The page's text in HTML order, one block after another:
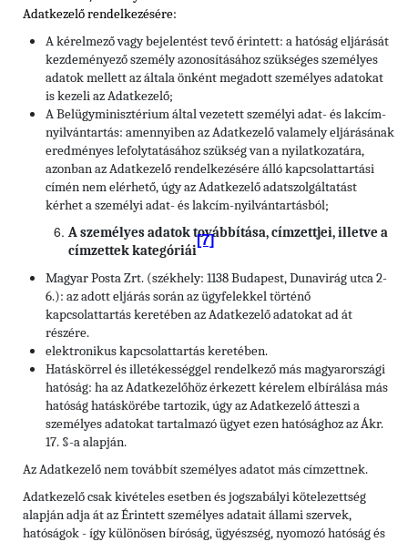
Adatkezelő rendelkezésére:
A kérelmező vagy bejelentést tevő érintett: a hatóság eljárását
kezdeményező személy azonosításához szükséges személyes
adatok mellett az általa önként megadott személyes adatokat
is kezeli az Adatkezelő;
A Belügyminisztérium által vezetett személyi adat- és lakcím-
nyilvántartás: amennyiben az Adatkezelő valamely eljárásának
eredményes lefolytatásához szükség van a nyilatkozatára,
azonban az Adatkezelő rendelkezésére álló kapcsolattartási
címén nem elérhető, úgy az Adatkezelő adatszolgáltatást
kérhet a személyi adat- és lakcím-nyilvántartásból;
A személyes adatok továbbítása, címzettjei, illetve a
címzettek kategóriái
[7]
Magyar Posta Zrt. (székhely: 1138 Budapest, Dunavirág utca 2-
6.): az adott eljárás során az ügyfelekkel történő
kapcsolattartás keretében az Adatkezelő adatokat ad át
részére.
elektronikus kapcsolattartás keretében.
Hatáskörrel és illetékességgel rendelkező más magyarországi
hatóság: ha az Adatkezelőhöz érkezett kérelem elbírálása más
hatóság hatáskörébe tartozik, úgy az Adatkezelő átteszi a
személyes adatokat tartalmazó ügyet ezen hatósághoz az Ákr.
17. §-a alapján.
Az Adatkezelő nem továbbít személyes adatot más címzettnek.
Adatkezelő csak kivételes esetben és jogszabályi kötelezettség
alapján adja át az Érintett személyes adatait állami szervek,
hatóságok - így különösen bíróság, ügyészség, nyomozó hatóság és